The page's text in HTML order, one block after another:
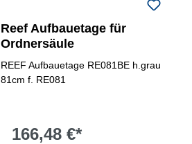
Reef Aufbauetage für
Ordnersäule
REEF Aufbauetage RE081BE h.grau
81cm f. RE081
166,48 €*